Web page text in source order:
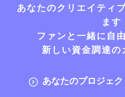
あなたのクリエイティ
ます
ファンと一緒に自
新しい資金調達の
あなたのプロジェ